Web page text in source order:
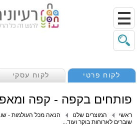
לקוח פרטי לקוח עסקי
פותחים בקפה - קפה
ראשי המוצרים שלנו
הנאה מכל העולמות -
שוברים לארוחות בוקר ועוד...